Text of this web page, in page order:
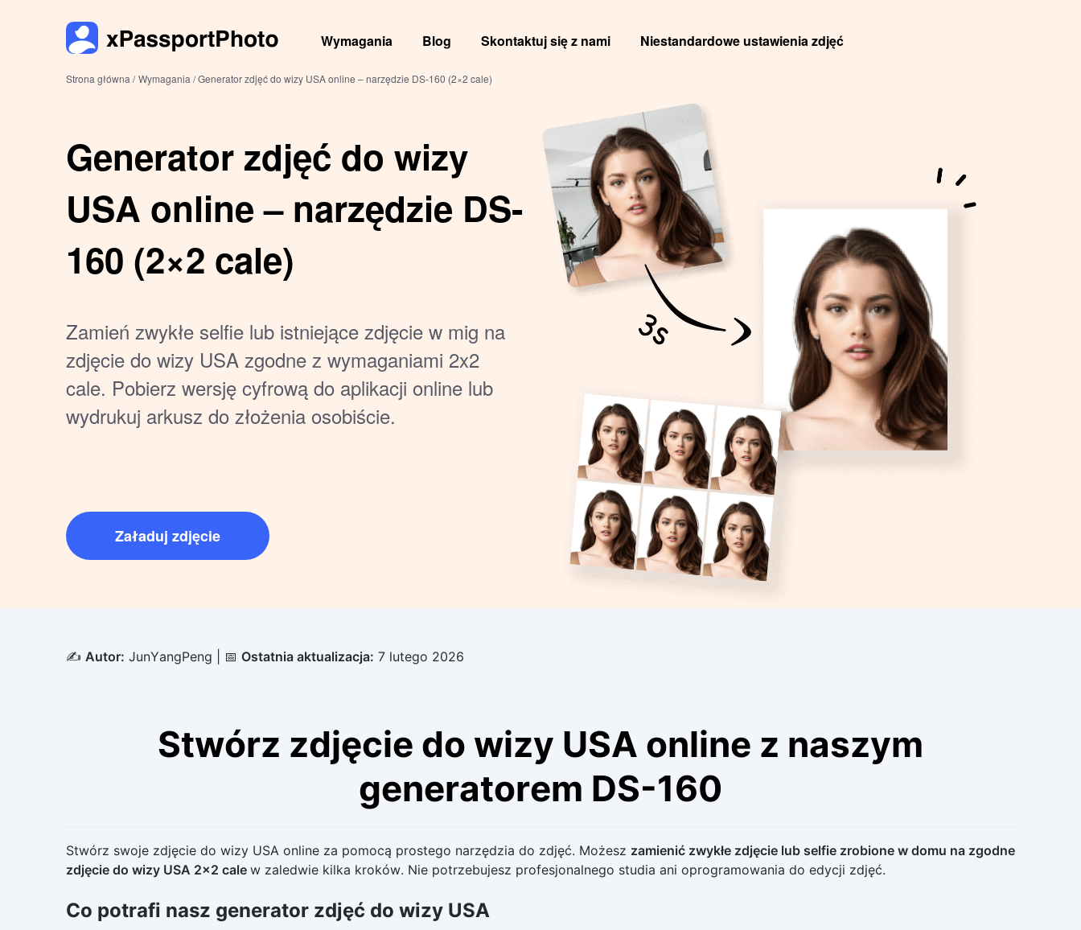
Wymagania Blog Skontaktuj się z nami Niestandardowe ustawienia zdjęć
Strona główna / Wymagania /Generator zdjęć do wizy USA online – narzędzie DS-160 (2×2 cale)
Generator zdjęć do wizy
USA online – narzędzie DS-
160 (2×2 cale)
Zamień zwykłe selfie lub istniejące zdjęcie w mig na
zdjęcie do wizy USA zgodne z wymaganiami 2x2
cale. Pobierz wersję cyfrową do aplikacji online lub
wydrukuj arkusz do złożenia osobiście.
Załaduj zdjęcie
✍️ Autor: JunYangPeng | 📅 Ostatnia aktualizacja: 7 lutego 2026
Stwórz zdjęcie do wizy USA online z naszym
generatorem DS-160
Stwórz swoje zdjęcie do wizy USA online za pomocą prostego narzędzia do zdjęć. Możesz zamienić zwykłe zdjęcie lub selfie zrobione w domu na zgodne
zdjęcie do wizy USA 2×2 cale w zaledwie kilka kroków. Nie potrzebujesz profesjonalnego studia ani oprogramowania do edycji zdjęć.
Co potrafi nasz generator zdjęć do wizy USA